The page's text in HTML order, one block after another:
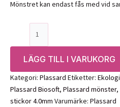
Mönstret kan endast fås med vid
Biosoft,
192
11
LÄGG TILL I VARUKORG
Kategori: Plassard Etiketter:
Plassard Biosoft, Plassard mönster,
stickor 4.0mm Varumärke: Plassard